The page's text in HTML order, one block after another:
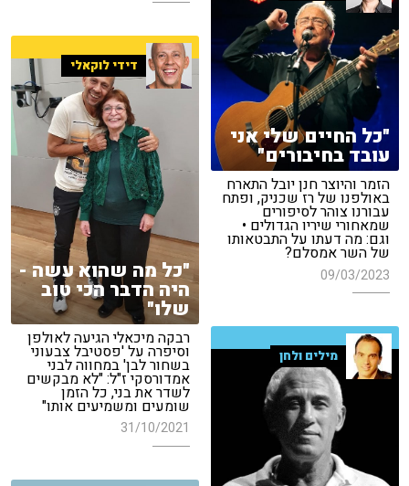
"כל החיים שלי אני
עובד בחיבורים"
הזמר והיוצר חנן יובל התארח
באולפנו של רז שכניק, ופתח
עבורנו צוהר לסיפורים
שמאחורי שיריו הגדולים •
וגם: מה דעתו על התבטאותו
של השר אמסלם?
09/03/2023
דידי לוקאלי
"כל מה שהוא עשה -
היה הדבר הכי טוב
שלו"
רבקה מיכאלי הגיעה לאולפן
וסיפרה על 'פסטיבל צבעוני
בשחור לבן' במחווה לבני
אמדורסקי ז"ל: "לא מבקשים
לשדר את בני, כל הזמן
שומעים ומשמיעים אותו"
31/10/2021
מילים ולחן